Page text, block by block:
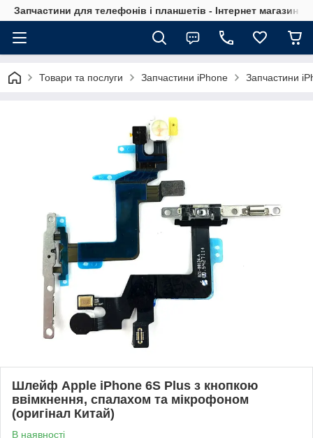
Запчастини для телефонів і планшетів - Інтернет магазин
Товари та послуги Запчастини iPhone Запчастини
Шлейф Apple iPhone 6S Plus з кнопкою
ввімкнення, спалахом та мікрофоном
(оригінал Китай)
В наявності